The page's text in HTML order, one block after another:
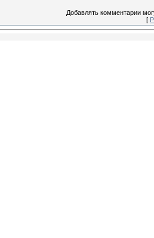
Добавлять комментарии
[